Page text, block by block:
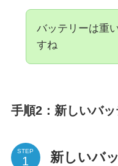
バッテリーは重
すね
手順2：新しいバ
STEP 新しいバ